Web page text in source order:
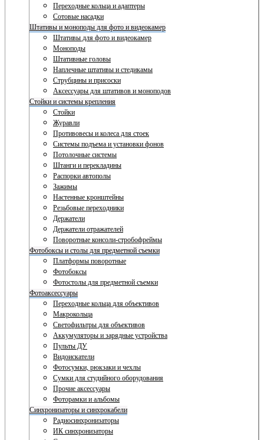
Переходные кольца и адаптеры
Сотовые насадки
Штативы и моноподы для фото и видеокамер
Штативы для фото и видеокамер
Моноподы
Штативные головы
Наплечные штативы и стедикамы
Струбцины и присоски
Аксессуары для штативов и моноподов
Стойки и системы крепления
Стойки
Журавли
Противовесы и колеса для стоек
Системы подъема и установки фонов
Потолочные системы
Штанги и перекладины
Распорки автополы
Зажимы
Настенные кронштейны
Резьбовые переходники
Держатели
Держатели отражателей
Поворотные консоли-стробофреймы
Фотобоксы и столы для предметной съемки
Платформы поворотные
Фотобоксы
Фотостолы для предметной съемки
Фотоаксессуары
Переходные кольца для объективов
Макрокольца
Светофильтры для объективов
Аккумуляторы и зарядные устройства
Пульты ДУ
Видоискатели
Фотосумки, рюкзаки и чехлы
Сумки для студийного оборудования
Прочие аксессуары
Фоторамки и альбомы
Синхронизаторы и синхрокабели
Радиосинхронизаторы
ИК синхронизаторы